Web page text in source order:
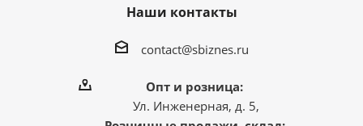
Наши контакты
contact@sbiznes.ru
Опт и розница:
Ул. Инженерная, д. 5,